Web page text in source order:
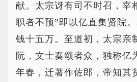
献。太宗讶有司不时召，宰
职者不预”即以亿直集贤院
钱十五万。至道初，太宗亲
阮，文士奏颂者众，独称亿
年春，迁著作佐郎，帝知其